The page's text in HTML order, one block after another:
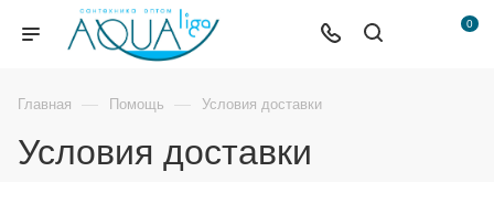
0
Главная — Помощь — Условия доставки
Условия доставки